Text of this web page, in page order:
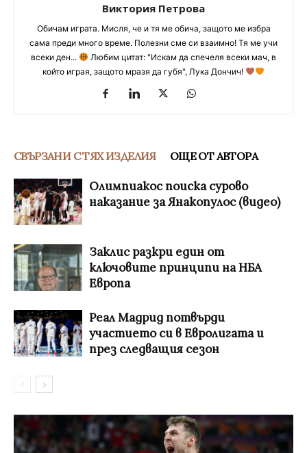
Виктория Петрова
Обичам играта. Мисля, че и тя ме обича, защото ме избра
сама преди много време. Полезни сме си взаимно! Тя ме учи
всеки ден...
Любим цитат: "Искам да спечеля всеки мач, в
който играя, защото мразя да губя", Лука Дончич!
СВЪРЗАНИ С ТЯХ ИЗДЕЛИЯ ОЩЕ ОТ АВТОРА
Олимпиакос поиска сурово
наказание за Янакопулос (видео)
Заклис разкри един от
ключовите принципи на НБА
Европа
Реал Мадрид потвърди
участието си в Евролигата и
през следващия сезон